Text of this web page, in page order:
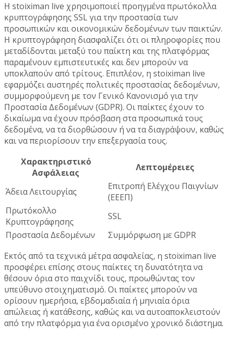
Η stoiximan live χρησιμοποιεί προηγμένα πρωτόκολλα
κρυπτογράφησης SSL για την προστασία των
προσωπικών και οικονομικών δεδομένων των παικτών.
Η κρυπτογράφηση διασφαλίζει ότι οι πληροφορίες που
μεταδίδονται μεταξύ του παίκτη και της πλατφόρμας
παραμένουν εμπιστευτικές και δεν μπορούν να
υποκλαπούν από τρίτους. Επιπλέον, η stoiximan live
εφαρμόζει αυστηρές πολιτικές προστασίας δεδομένων,
συμμορφούμενη με τον Γενικό Κανονισμό για την
Προστασία Δεδομένων (GDPR). Οι παίκτες έχουν το
δικαίωμα να έχουν πρόσβαση στα προσωπικά τους
δεδομένα, να τα διορθώσουν ή να τα διαγράψουν, καθώς
και να περιορίσουν την επεξεργασία τους.
Χαρακτηριστικό
Ασφάλειας
Λεπτομέρειες
Άδεια Λειτουργίας
Επιτροπή Ελέγχου Παιγνίων
(ΕΕΕΠ)
Πρωτόκολλο
Κρυπτογράφησης
SSL
Προστασία Δεδομένων
Συμμόρφωση με GDPR
Εκτός από τα τεχνικά μέτρα ασφαλείας, η stoiximan live
προσφέρει επίσης στους παίκτες τη δυνατότητα να
θέσουν όρια στο παιχνίδι τους, προωθώντας τον
υπεύθυνο στοιχηματισμό. Οι παίκτες μπορούν να
ορίσουν ημερήσια, εβδομαδιαία ή μηνιαία όρια
απώλειας ή κατάθεσης, καθώς και να αυτοαποκλειστούν
από την πλατφόρμα για ένα ορισμένο χρονικό διάστημα.